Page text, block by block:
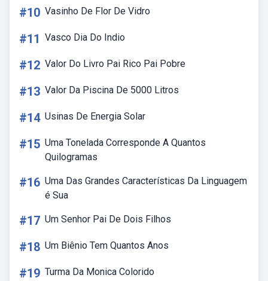
#10 Vasinho De Flor De Vidro
#11 Vasco Dia Do Indio
#12 Valor Do Livro Pai Rico Pai Pobre
#13 Valor Da Piscina De 5000 Litros
#14 Usinas De Energia Solar
#15 Uma Tonelada Corresponde A Quantos
Quilogramas
#16 Uma Das Grandes Características Da Linguagem
é Sua
#17 Um Senhor Pai De Dois Filhos
#18 Um Biênio Tem Quantos Anos
#19 Turma Da Monica Colorido